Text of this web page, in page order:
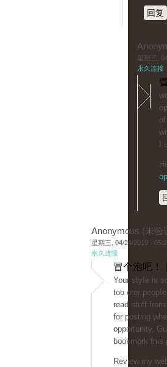
回复
星期三,
永久连接
Anonymous (未验
星期三, 04/24/2019 -
永久连接
冒个泡吧！
Your styⅼe is
too oter
read stuff
for posting
opportunity,
bookmɑrk thiѕ
Review my